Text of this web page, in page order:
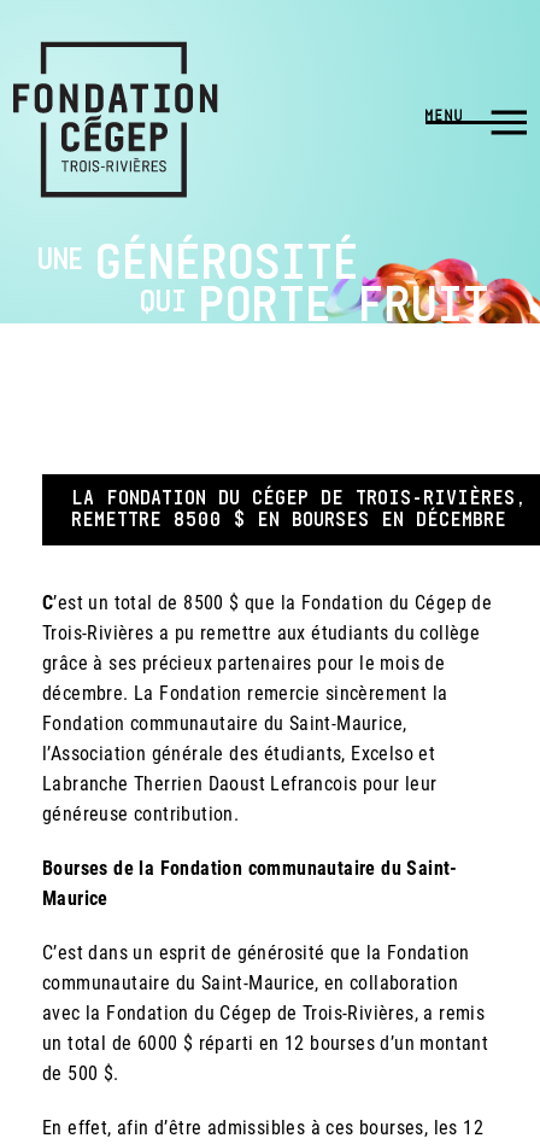
UNE GÉNÉROSITÉ
QUI PORTE FRUIT
LA FONDATION DU CÉGEP DE TROIS-RIVIÈRES,
REMETTRE 8500 $ EN BOURSES EN DÉCEMBRE
C’est un total de 8500 $ que la Fondation du Cégep de
Trois-Rivières a pu remettre aux étudiants du collège
grâce à ses précieux partenaires pour le mois de
décembre. La Fondation remercie sincèrement la
Fondation communautaire du Saint-Maurice,
l’Association générale des étudiants, Excelso et
Labranche Therrien Daoust Lefrancois pour leur
généreuse contribution.
Bourses de la Fondation communautaire du Saint-
Maurice
C’est dans un esprit de générosité que la Fondation
communautaire du Saint-Maurice, en collaboration
avec la Fondation du Cégep de Trois-Rivières, a remis
un total de 6000 $ réparti en 12 bourses d’un montant
de 500 $.
En effet, afin d’être admissibles à ces bourses, les 12